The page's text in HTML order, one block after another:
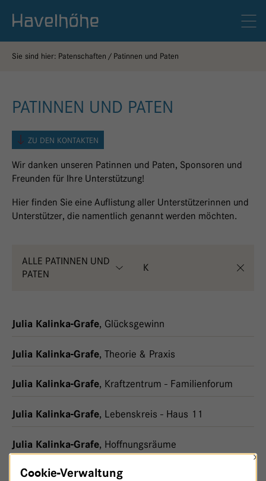
Sie sind hier: Patenschaften Patinnen und Paten
PATINNEN UND PATEN
ZU DEN KONTAKTEN
Wir danken unseren Patinnen und Paten, Sponsoren und
Freunden für Ihre Unterstützung!
Hier finden Sie eine Auflistung aller Unterstützerinnen und
Unterstützer, die namentlich genannt werden möchten.
ALLE PATINNEN UND
PATEN
K
Julia Kalinka-Grafe, Glücksgewinn
Julia Kalinka-Grafe, Theorie & Praxis
Julia Kalinka-Grafe, Kraftzentrum - Familienforum
Julia Kalinka-Grafe, Lebenskreis - Haus 11
Julia Kalinka-Grafe, Hoffnungsräume
Julia Kalinka-Grafe,Herzenssache - Haus 12
Cookie-Verwaltung
×